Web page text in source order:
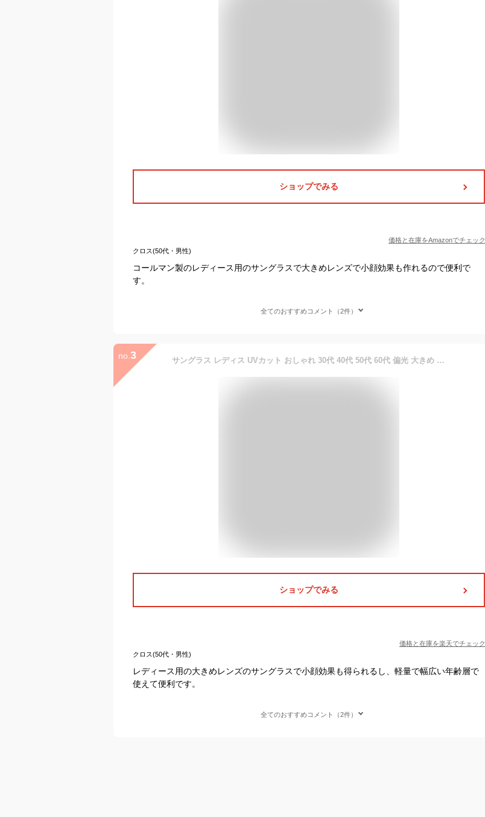
ショップでみる
価格と在庫をAmazonでチェック
クロス(50代・男性)
コールマン製のレディース用のサングラスで大きめレンズで小顔効果も作れるので便利で
す。
全てのおすすめコメント（2件）
no. 3 サングラス レディス UVカット おしゃれ 30代 40代 50代 60代 偏光 大きめ レンズ 紫外線 軽量 薄い色 軽い
ショップでみる
価格と在庫を楽天でチェック
クロス(50代・男性)
レディース用の大きめレンズのサングラスで小顔効果も得られるし、軽量で幅広い年齢層で
使えて便利です。
全てのおすすめコメント（2件）